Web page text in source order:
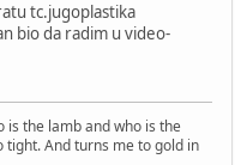
tc.jugoplastika
bio da radim u video-
is the lamb and who is the
tight. And turns me to gold in